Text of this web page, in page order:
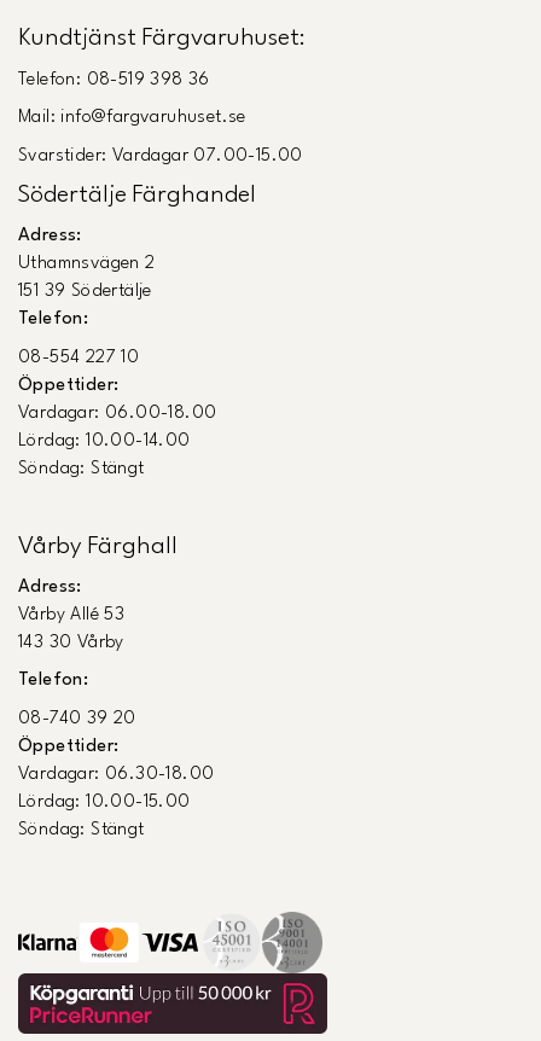
Kundtjänst Färgvaruhuset:
Telefon: 08-519 398 36
Mail: info@fargvaruhuset.se
Svarstider: Vardagar 07.00-15.00
Södertälje Färghandel
Adress:
Uthamnsvägen 2
151 39 Södertälje
Telefon:
08-554 227 10
Öppettider:
Vardagar: 06.00-18.00
Lördag: 10.00-14.00
Söndag: Stängt
Vårby Färghall
Adress:
Vårby Allé 53
143 30 Vårby
Telefon:
08-740 39 20
Öppettider:
Vardagar: 06.30-18.00
Lördag: 10.00-15.00
Söndag: Stängt